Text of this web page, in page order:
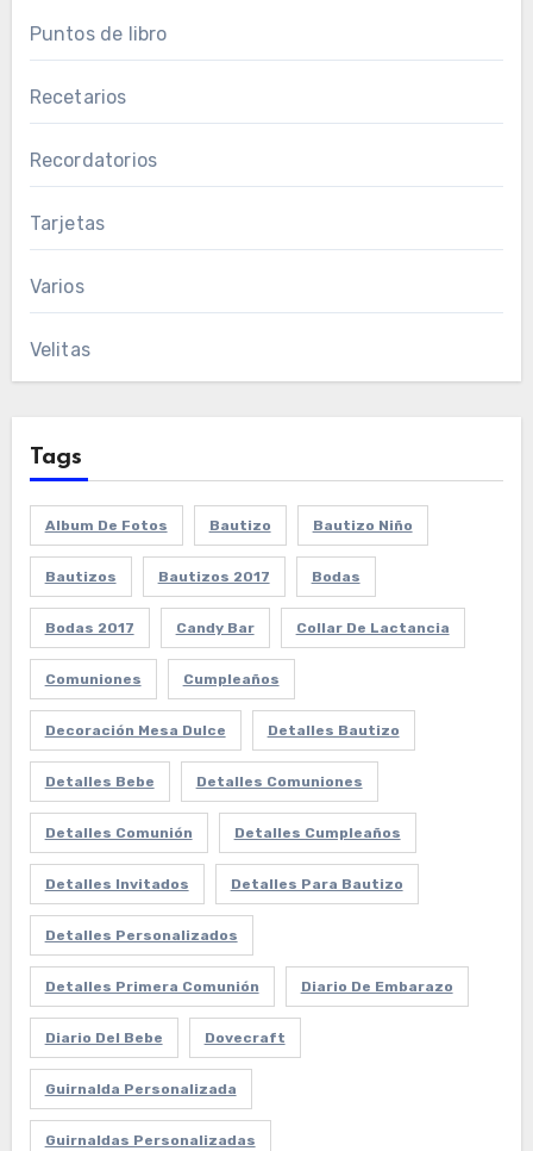
Puntos de libro
Recetarios
Recordatorios
Tarjetas
Varios
Velitas
Tags
Album De Fotos Bautizo Bautizo Niño
Bautizos Bautizos 2017 Bodas
Bodas 2017 Candy Bar Collar De Lactancia
Comuniones Cumpleaños
Decoración Mesa Dulce Detalles Bautizo
Detalles Bebe Detalles Comuniones
Detalles Comunión Detalles Cumpleaños
Detalles Invitados Detalles Para Bautizo
Detalles Personalizados
Detalles Primera Comunión Diario De Embarazo
Diario Del Bebe Dovecraft
Guirnalda Personalizada
Guirnaldas Personalizadas